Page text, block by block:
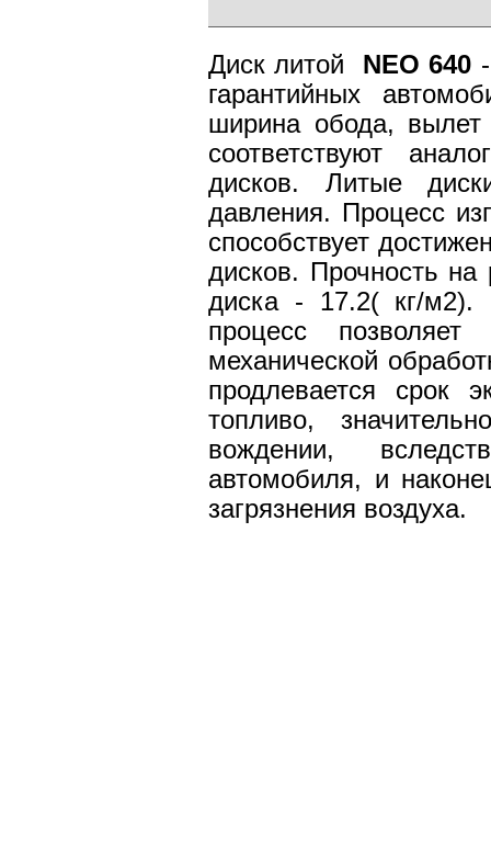
Диск литой NEO 640
гарантийных
ширина обода, вылет
соответствуют
дисков. Литые
давления. Процесс
способствует
дисков. Прочность
диска - 17.2( кг/м2).
процесс
механической
продлевается срок
топливо,
вождении,
автомобиля, и
загрязнения воздуха.